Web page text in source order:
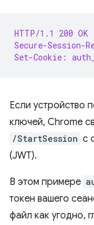
HTTP/1.1 200 OK
Secure-Session-
Set-Cookie:
Если устройство
ключей, Chrome
/StartSession с
(JWT).
В этом примере
токен вашего
файл как угодно,